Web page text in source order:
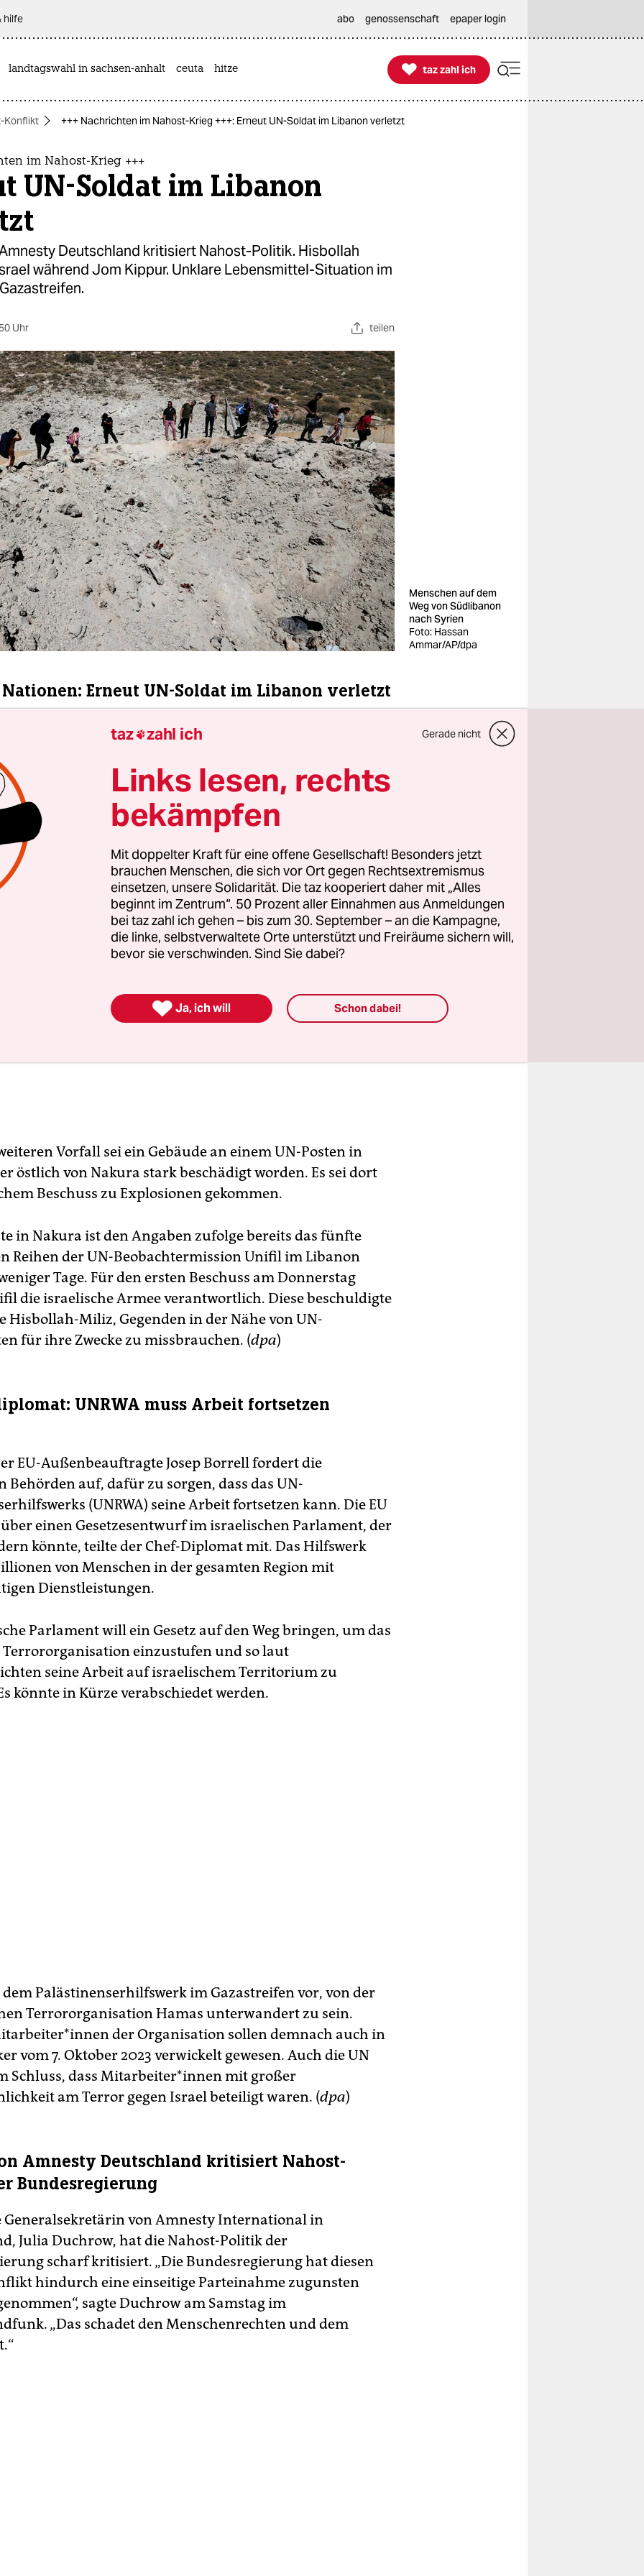
hilfe abo genossenschaft epaper login
landtagswahl in sachsen-anhalt ceuta hitze 
taz zahl ich
taz zahl ich
Konflikt +++ Nachrichten im Nahost-Krieg +++: Erneut UN-Soldat im Libanon verletzt
im Nahost-Krieg +++
UN-Soldat im Libanon
Deutschland kritisiert Nahost-Politik. Hisbollah
während Jom Kippur. Unklare Lebensmittel-Situation im
Uhr teilen
Menschen auf dem
Weg von Südlibanon
nach Syrien
Foto: Hassan
Ammar/AP/dpa
Erneut UN-Soldat im Libanon verletzt
der UN-Mission Unifil im Libanon ist nach deren
ein UN-Soldat durch Beschuss verletzt worden. „Wir
nicht, woher der Beschuss kam“, teilte Unifil mit. Der
sei am Hauptquartier in Nakura im Grenzgebiet mit
getroffen wurden wegen „laufender militärischer
Nähe“. Dem Soldaten sei im Krankenhaus eine Kugel
und sein Zustand sei stabil.
Vorfall sei ein Gebäude an einem UN-Posten in
östlich von Nakura stark beschädigt worden. Es sei dort
Beschuss zu Explosionen gekommen.
in Nakura ist den Angaben zufolge bereits das fünfte
Reihen der UN-Beobachtermission Unifil im Libanon
Tage. Für den ersten Beschuss am Donnerstag
die israelische Armee verantwortlich. Diese beschuldigte
Hisbollah-Miliz, Gegenden in der Nähe von UN-
für ihre Zwecke zu missbrauchen. (dpa)
UNRWA muss Arbeit fortsetzen
EU-Außenbeauftragte Josep Borrell fordert die
Behörden auf, dafür zu sorgen, dass das UN-
(UNRWA) seine Arbeit fortsetzen kann. Die EU
einen Gesetzesentwurf im israelischen Parlament, der
könnte, teilte der Chef-Diplomat mit. Das Hilfswerk
von Menschen in der gesamten Region mit
Dienstleistungen.
Parlament will ein Gesetz auf den Weg bringen, um das
Terrororganisation einzustufen und so laut
seine Arbeit auf israelischem Territorium zu
könnte in Kürze verabschiedet werden.
Palästinenserhilfswerk im Gazastreifen vor, von der
Terrororganisation Hamas unterwandert zu sein.
der Organisation sollen demnach auch in
vom 7. Oktober 2023 verwickelt gewesen. Auch die UN
Schluss, dass Mit­ar­bei­te­r*in­nen mit großer
am Terror gegen Israel beteiligt waren. (dpa)
Amnesty Deutschland kritisiert Nahost-
Bundesregierung
Generalsekretärin von Amnesty International in
Julia Duchrow, hat die Nahost-Politik der
scharf kritisiert. „Die Bundesregierung hat diesen
hindurch eine einseitige Parteinahme zugunsten
sagte Duchrow am Samstag im
„Das schadet den Menschenrechten und dem
taz zahl ich Gerade nicht
Links lesen, rechts
bekämpfen
Mit doppelter Kraft für eine offene Gesellschaft! Besonders jetzt
brauchen Menschen, die sich vor Ort gegen Rechtsextremismus
einsetzen, unsere Solidarität. Die taz kooperiert daher mit „Alles
beginnt im Zentrum“. 50 Prozent aller Einnahmen aus Anmeldungen
bei taz zahl ich gehen – bis zum 30. September – an die Kampagne,
die linke, selbstverwaltete Orte unterstützt und Freiräume sichern will,
bevor sie verschwinden. Sind Sie dabei?
 Ja, ich will Schon dabei!